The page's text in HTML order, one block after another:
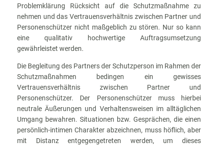
Problemklärung Rücksicht auf die Schutzmaßnahme zu
nehmen und das Vertrauensverhältnis zwischen Partner und
Personenschützer nicht maßgeblich zu stören. Nur so kann
eine qualitativ hochwertige Auftragsumsetzung
gewährleistet werden.
Die Begleitung des Partners der Schutzperson im Rahmen der
Schutzmaßnahmen bedingen ein gewisses
Vertrauensverhältnis zwischen Partner und
Personenschützer. Der Personenschützer muss hierbei
neutrale Äußerungen und Verhaltensweisen im alltäglichen
Umgang bewahren. Situationen bzw. Gesprächen, die einen
persönlich-intimen Charakter abzeichnen, muss höflich, aber
mit Distanz entgegengetreten werden, um dieses